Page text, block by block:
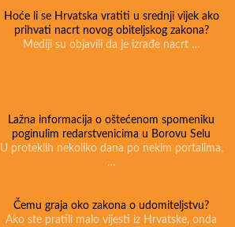
Hoće li se Hrvatska vratiti u srednji vijek ako
prihvati nacrt novog obiteljskog zakona?
Mediji su objavili da je izrađe nacrt …
Lažna informacija o oštećenom spomeniku
poginulim redarstvenicima u Borovu Selu
U proteklih nekoliko dana po nekim portalima,
…
Čemu graja oko zakona o udomiteljstvu?
Ako ste pratili malo vijesti iz Hrvatske, onda